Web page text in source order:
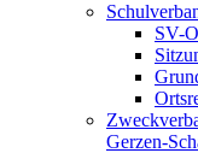
SV-
Gerzen-